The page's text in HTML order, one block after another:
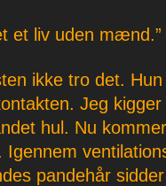
et liv uden mænd.”
ikke tro det.
Jeg
hul. Nu
Igennem
pandehår